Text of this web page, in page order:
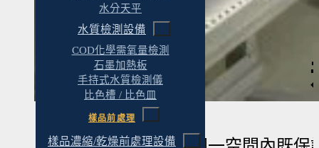
水分天平
水質檢測設備
COD化學需氧量檢測
石墨加熱板
手持式水質檢測儀
比色槽 / 比色皿
樣品前處理
樣品濃縮/乾燥前處理設備